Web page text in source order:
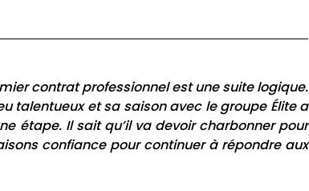
contrat professionnel est une suite logique.
talentueux et sa saison avec le groupe Élite a
étape. Il sait qu’il va devoir charbonner pour
confiance pour continuer à répondre aux